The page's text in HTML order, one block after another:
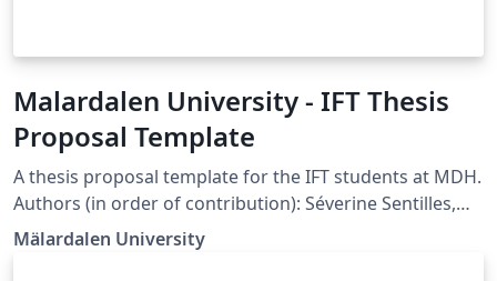
Malardalen University - IFT Thesis
Proposal Template
A thesis proposal template for the IFT students at MDH.
Authors (in order of contribution): Séverine Sentilles,
Emil Persson, Henrik Falk 2021-01-14: Logo + class
Mälardalen University